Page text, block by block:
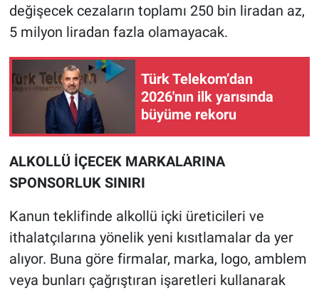
değişecek cezaların toplamı 250 bin liradan az,
5 milyon liradan fazla olamayacak.
Türk Telekom’dan
2026'nın ilk yarısında
büyüme rekoru
ALKOLLÜ İÇECEK MARKALARINA
SPONSORLUK SINIRI
Kanun teklifinde alkollü içki üreticileri ve
ithalatçılarına yönelik yeni kısıtlamalar da yer
alıyor. Buna göre firmalar, marka, logo, amblem
veya bunları çağrıştıran işaretleri kullanarak